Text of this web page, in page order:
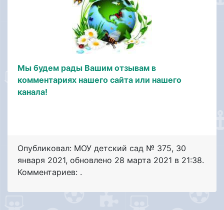
Мы будем рады Вашим отзывам в
комментариях нашего сайта или нашего
канала!
Опубликовал: МОУ детский сад № 375, 30
января 2021, обновлено 28 марта 2021 в 21:38.
Комментариев: .